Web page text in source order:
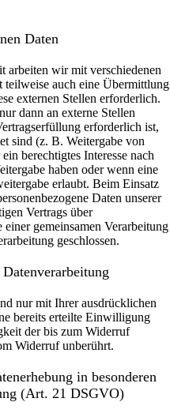
Daten
arbeiten wir mit verschiedenen
teilweise auch eine Übermittlung
externen Stellen erforderlich.
dann an externe Stellen
erforderlich ist,
sind (z. B. Weitergabe von
berechtigtes Interesse nach
haben oder wenn eine
erlaubt. Beim Einsatz
Daten unserer
Vertrags über
gemeinsamen Verarbeitung
geschlossen.
nur mit Ihrer ausdrücklichen
bereits erteilte Einwilligung
der bis zum Widerruf
Widerruf unberührt.
in besonderen
(Art. 21 DSGVO)